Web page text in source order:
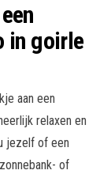
in goirle
aan een
relaxen en
jezelf of een
of